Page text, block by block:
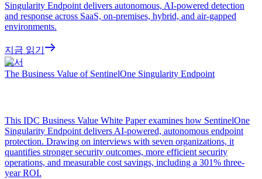
Singularity Endpoint delivers autonomous, AI-powered detection
and response across SaaS, on-premises, hybrid, and air-gapped
environments.
지금 읽기
백서
The Business Value of SentinelOne Singularity Endpoint
This IDC Business Value White Paper examines how SentinelOne
Singularity Endpoint delivers AI-powered, autonomous endpoint
protection. Drawing on interviews with seven organizations, it
quantifies stronger security outcomes, more efficient security
operations, and measurable cost savings, including a 301% three-
year ROI.